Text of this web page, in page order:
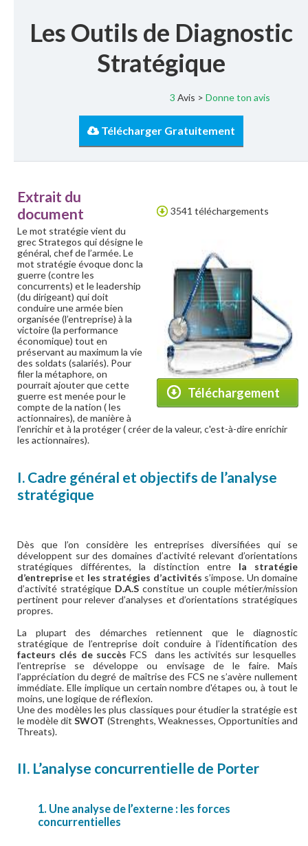
Les Outils de Diagnostic
Stratégique
3 Avis > Donne ton avis
Télécharger Gratuitement
Téléchargement
3541 téléchargements
Extrait du
document
Le mot stratégie vient du
grec Strategos qui désigne le
général, chef de l’armée. Le
mot stratégie évoque donc la
guerre (contre les
concurrents) et le leadership
(du dirigeant) qui doit
conduire une armée bien
organisée (l’entreprise) à la
victoire (la performance
économique) tout en
préservant au maximum la vie
des soldats (salariés). Pour
filer la métaphore, on
pourrait ajouter que cette
guerre est menée pour le
compte de la nation ( les
actionnaires), de manière à
l’enrichir et à la protéger ( créer de la valeur, c'est-à-dire enrichir
les actionnaires).
I. Cadre général et objectifs de l’analyse
stratégique
Dès que l’on considère les entreprises diversifiées qui se
développent sur des domaines d’activité relevant d’orientations
stratégiques différentes, la distinction entre la stratégie
d’entrepriseet les stratégies d’activités s’impose. Un domaine
d’activité stratégique D.A.S constitue un couple métier/mission
pertinent pour relever d’analyses et d’orientations stratégiques
propres.
La plupart des démarches retiennent que le diagnostic
stratégique de l’entreprise doit conduire à l’identification des
facteurs clés de succès FCS dans les activités sur lesquelles
l’entreprise se développe ou envisage de le faire. Mais
l’appréciation du degré de maîtrise des FCS ne s’avère nullement
immédiate. Elle implique un certain nombre d'étapes ou, à tout le
moins, une logique de réflexion.
Une des modèles les plus classiques pour étudier la stratégie est
le modèle ditSWOT (Strenghts, Weaknesses, Opportunities and
Threats).
II. L’analyse concurrentielle de Porter
1. Une analyse de l’externe : les forces
concurrentielles